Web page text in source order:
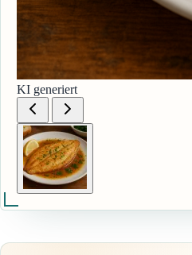
KI generiert